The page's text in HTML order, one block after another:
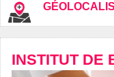
INSTITUT DE